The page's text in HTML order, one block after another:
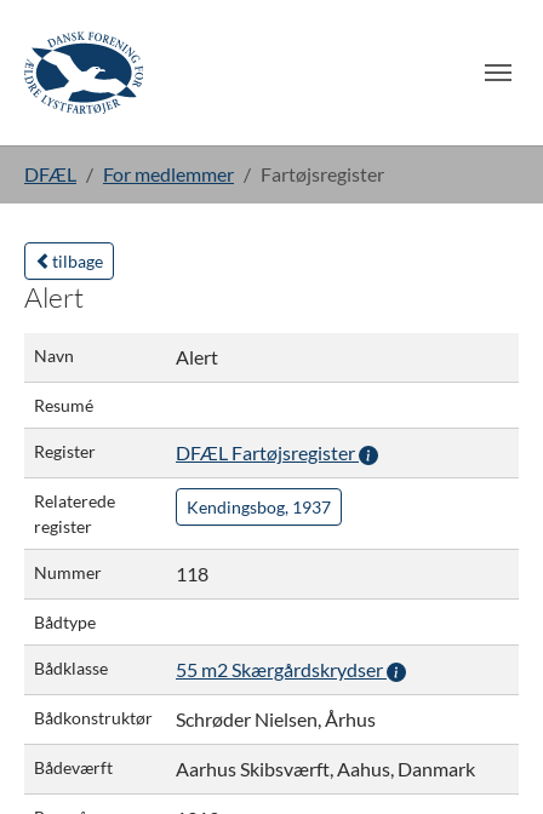
DFÆL For medlemmer Fartøjsregister
tilbage
Alert
Navn Alert
Resumé
Register DFÆL Fartøjsregister
Relaterede
register
Kendingsbog, 1937
Nummer 118
Bådtype
Bådklasse 55 m2 Skærgårdskrydser
Bådkonstruktør Schrøder Nielsen, Århus
Bådeværft Aarhus Skibsværft, Aahus, Danmark